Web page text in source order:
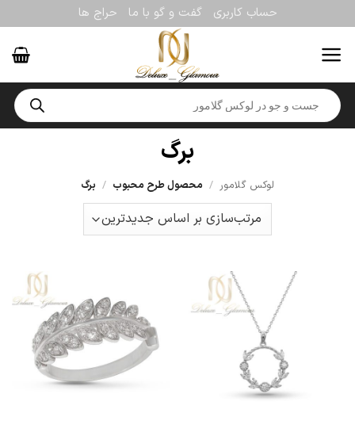
to
content
حساب کاربری گفت و گو با ما حراج ها
Products
search
برگ
لوکس گلامور / محصول طرح محبوب / برگ